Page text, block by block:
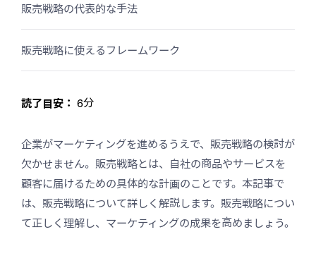
販売戦略の代表的な手法
販売戦略に使えるフレームワーク
読了目安： 6分
企業がマーケティングを進めるうえで、販売戦略の検討が
欠かせません。販売戦略とは、自社の商品やサービスを
顧客に届けるための具体的な計画のことです。本記事で
は、販売戦略について詳しく解説します。販売戦略につい
て正しく理解し、マーケティングの成果を高めましょう。